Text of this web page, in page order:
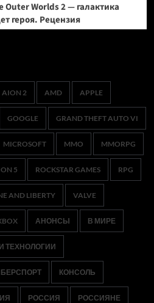
Outer Worlds 2 — галактика
героя. Рецензия
AION 2 AMD APPLE
GOOGLE GRAND THEFT AUTO VI
MICROSOFT MMO MMORPG
5 ROCKSTAR GAMES RPG
AND LIBERTY VALVE
АНОНСЫ В МИРЕ
ТЕХНОЛОГИИ
КОНСОЛЬ
РОССИЯ РОССИЯНЕ